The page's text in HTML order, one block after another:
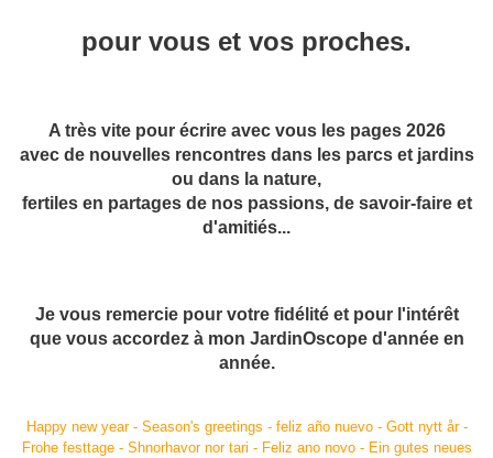
pour vous et vos proches.
A très vite pour écrire avec vous les pages 2026
avec de nouvelles rencontres dans les parcs et jardins
ou dans la nature,
fertiles en partages de nos passions, de savoir-faire et
d'amitiés...
Je vous remercie pour votre fidélité et pour l'intérêt
que vous accordez à mon JardinOscope d'année en
année.
Happy new year - Season's greetings - feliz año nuevo - Gott nytt år -
Frohe festtage - Shnorhavor nor tari - Feliz ano novo - Ein gutes neues